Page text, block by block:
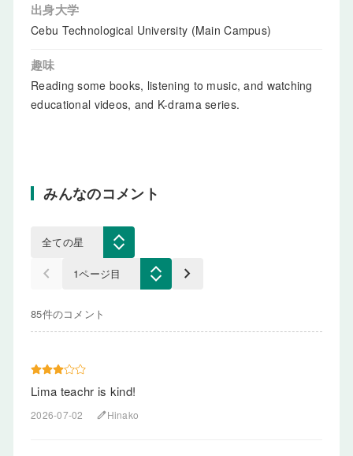
出身大学
Cebu Technological University (Main Campus)
趣味
Reading some books, listening to music, and watching
educational videos, and K-drama series.
みんなのコメント
keyboard_arrow_left keyboard_arrow_right
85件のコメント
Lima teachr is kind!
2026-07-02 editHinako